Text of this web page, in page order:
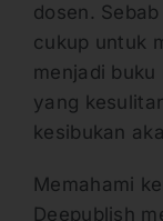
dosen.
cukup untuk
menjadi
yang
kesibukan
Memahami
Deepublish